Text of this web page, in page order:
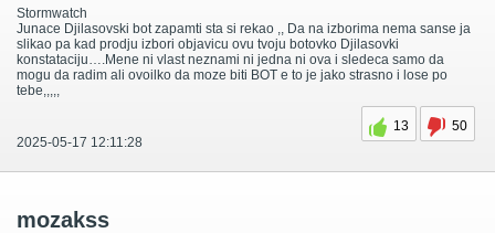
Stormwatch
Junace Djilasovski bot zapamti sta si rekao ,, Da na izborima nema sanse ja
slikao pa kad prodju izbori objavicu ovu tvoju botovko Djilasovki
konstataciju….Mene ni vlast neznami ni jedna ni ova i sledeca samo da
mogu da radim ali ovoilko da moze biti BOT e to je jako strasno i lose po
tebe,,,,,
13
50
2025-05-17 12:11:28
mozakss